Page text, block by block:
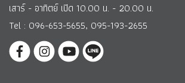
เสาร์ - อาทิตย์ เปิด 10.00 น. - 20.00 น.
Tel : 096-653-5655, 095-193-2655